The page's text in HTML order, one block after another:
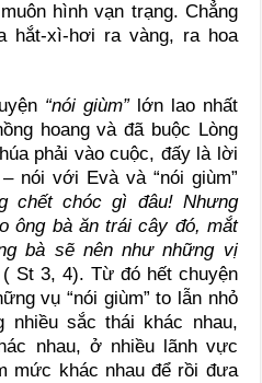
hình vạn trạng. Chẳng
hắt-xì-hơi ra vàng, ra hoa
“nói giùm”lớn lao nhất
hoang và đã buộc Lòng
phải vào cuộc, đấy là lời
nói với Evà và “nói giùm”
chết chóc gì đâu! Nhưng
ông bà ăn trái cây đó, mắt
bà sẽ nên như những vị
( St 3, 4). Từ đó hết chuyện
vụ “nói giùm” to lẫn nhỏ
nhiều sắc thái khác nhau,
nhau, ở nhiều lãnh vực
mức khác nhau để rồi đưa